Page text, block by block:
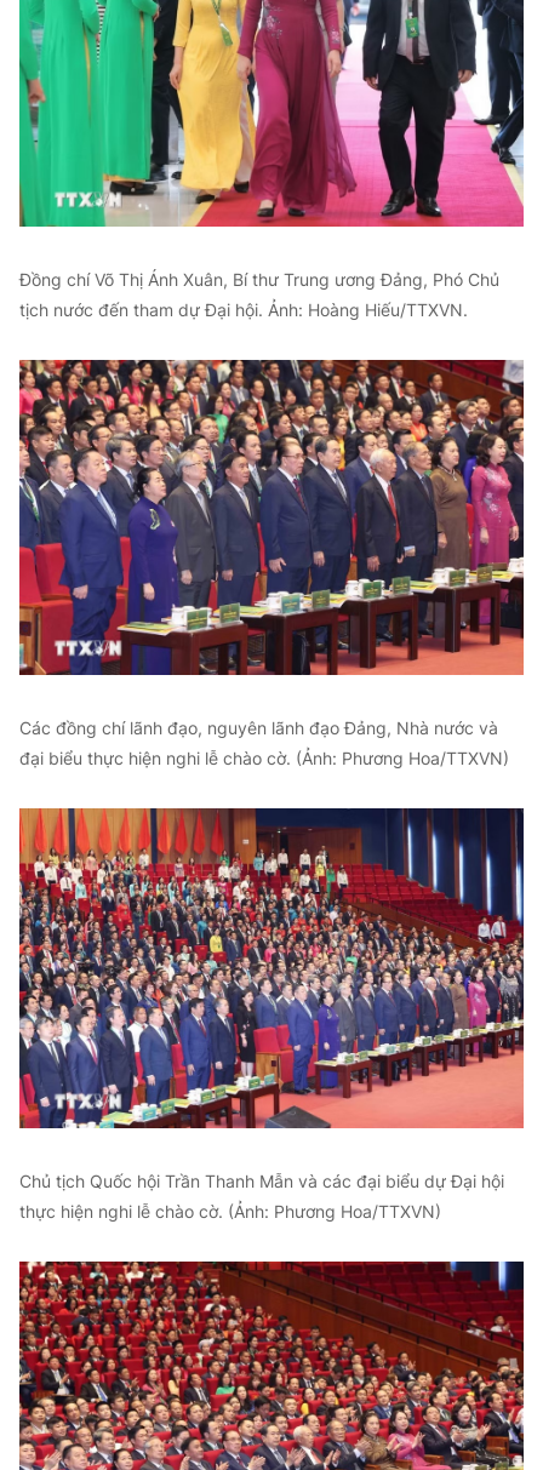
Đồng chí Võ Thị Ánh Xuân, Bí thư Trung ương Đảng, Phó Chủ
tịch nước đến tham dự Đại hội. Ảnh: Hoàng Hiếu/TTXVN.
Các đồng chí lãnh đạo, nguyên lãnh đạo Đảng, Nhà nước và
đại biểu thực hiện nghi lễ chào cờ. (Ảnh: Phương Hoa/TTXVN)
Chủ tịch Quốc hội Trần Thanh Mẫn và các đại biểu dự Đại hội
thực hiện nghi lễ chào cờ. (Ảnh: Phương Hoa/TTXVN)